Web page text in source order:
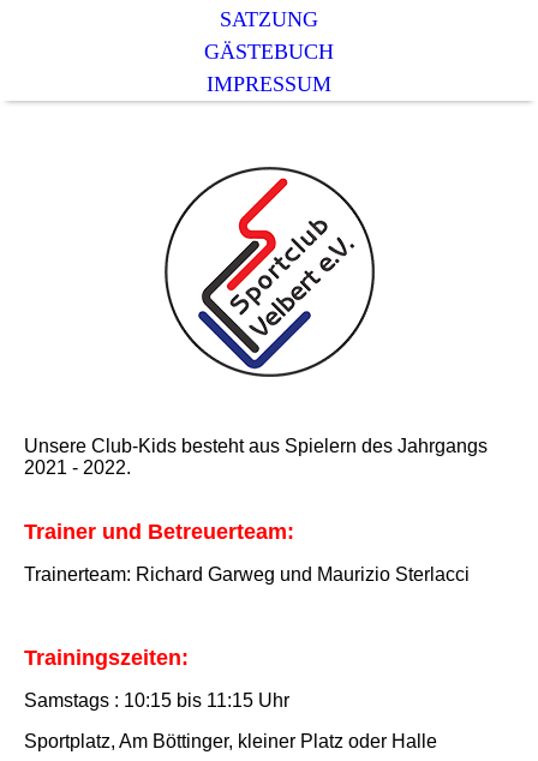
SATZUNG
GÄSTEBUCH
IMPRESSUM
Unsere Club-Kids besteht aus Spielern des Jahrgangs
2021 - 2022.
Trainer und Betreuerteam:
Trainerteam: Richard Garweg und Maurizio Sterlacci
Trainingszeiten:
Samstags : 10:15 bis 11:15 Uhr
Sportplatz, Am Böttinger, kleiner Platz oder Halle